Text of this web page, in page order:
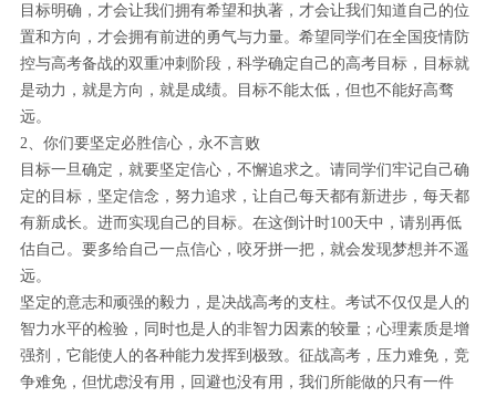
目标明确，才会让我们拥有希望和执著，才会让我们知道自己的位
置和方向，才会拥有前进的勇气与力量。希望同学们在全国疫情防
控与高考备战的双重冲刺阶段，科学确定自己的高考目标，目标就
是动力，就是方向，就是成绩。目标不能太低，但也不能好高骛
远。
2、你们要坚定必胜信心，永不言败
目标一旦确定，就要坚定信心，不懈追求之。请同学们牢记自己确
定的目标，坚定信念，努力追求，让自己每天都有新进步，每天都
有新成长。进而实现自己的目标。在这倒计时100天中，请别再低
估自己。要多给自己一点信心，咬牙拼一把，就会发现梦想并不遥
远。
坚定的意志和顽强的毅力，是决战高考的支柱。考试不仅仅是人的
智力水平的检验，同时也是人的非智力因素的较量；心理素质是增
强剂，它能使人的各种能力发挥到极致。征战高考，压力难免，竞
争难免，但忧虑没有用，回避也没有用，我们所能做的只有一件